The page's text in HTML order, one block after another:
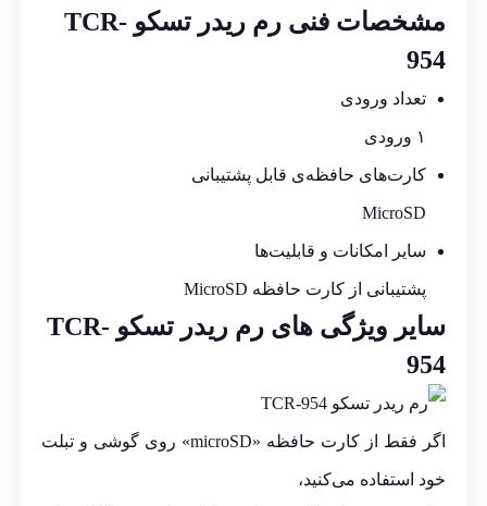
مشخصات فنی رم ریدر تسکو TCR-
954
تعداد ورودی
۱ ورودی
کارت‌های حافظه‌ی قابل پشتیبانی
MicroSD
سایر امکانات و قابلیت‌ها
پشتیبانی از کارت حافظه MicroSD
سایر ویژگی های رم ریدر تسکو TCR-
954
اگر فقط از کارت حافظه «microSD» روی گوشی و تبلت
خود استفاده می‌کنید،